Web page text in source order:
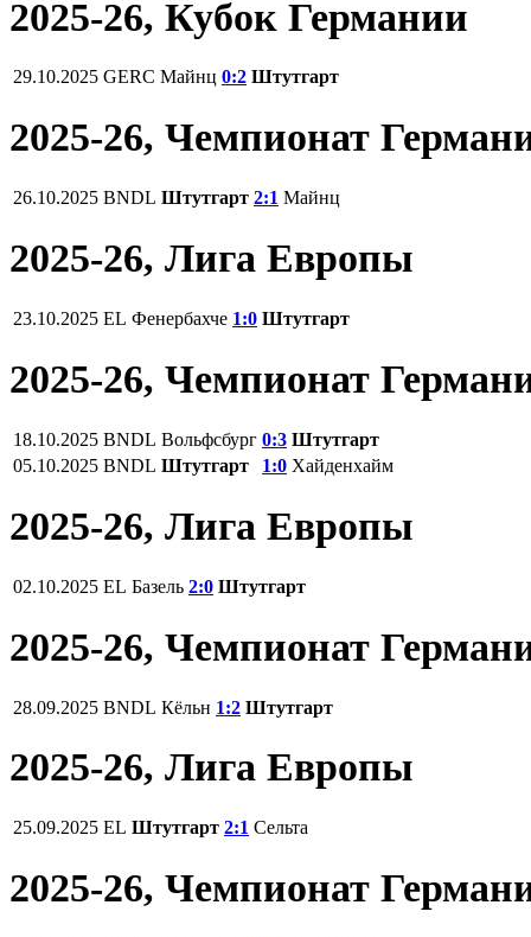
2025-26, Кубок Германии
29.10.2025 GERC Майнц 0:2 Штутгарт
2025-26, Чемпионат
26.10.2025 BNDL Штутгарт 2:1 Майнц
2025-26, Лига Европы
23.10.2025 EL Фенербахче 1:0 Штутгарт
2025-26, Чемпионат
18.10.2025 BNDL Вольфсбург 0:3 Штутгарт
05.10.2025 BNDL Штутгарт 1:0 Хайденхайм
2025-26, Лига Европы
02.10.2025 EL Базель 2:0 Штутгарт
2025-26, Чемпионат
28.09.2025 BNDL Кёльн 1:2 Штутгарт
2025-26, Лига Европы
25.09.2025 EL Штутгарт 2:1 Сельта
2025-26, Чемпионат